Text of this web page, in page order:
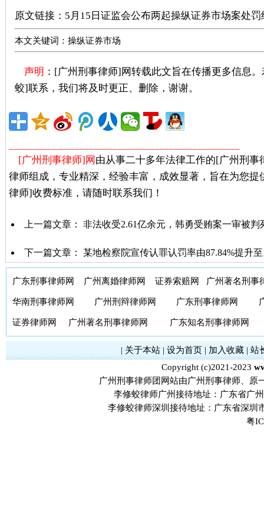
原文链接： 5月15日证监会公布两起操纵证券市场案处罚
本文关键词：操纵证券市场
声明 ：[广州刑事律师]网转载此文旨在传播更多信息
蛟]联系，我们将及时更正、删除，谢谢。
[广州刑事律师]网 由从事二十多年法律工作的[广州刑
律师组成，专业精深，经验丰富，成效显著，旨在为您
律师]收费标准，请随时联系我们！
上一篇文章： 非法收受2.61亿余元，韩勇受贿案一审被判
下一篇文章： 某地检察院宣传认罪认罚率由87.84%提升
广东刑事律师网 广州离婚律师网 证券索赔网 广州著名刑事
华南刑事律师网 广州刑辩律师网 广东刑事律师网
证券律师网 广州著名刑事律师网 广东知名刑事律师网
| 关于本站| 设为首页| 加入收藏| 站
Copyright (c)2021-2023
广州刑事律师团网站由广州刑事律师、原
李修蛟律师广州接待地址：广东省广
李修蛟律师深圳接待地址：广东省深圳
粤